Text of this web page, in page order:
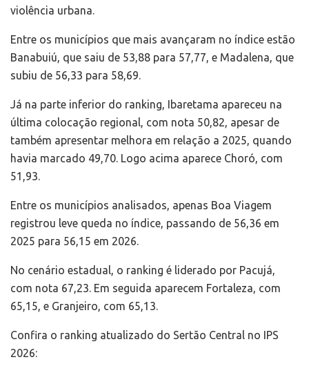
violência urbana.
Entre os municípios que mais avançaram no índice estão
Banabuiú, que saiu de 53,88 para 57,77, e Madalena, que
subiu de 56,33 para 58,69.
Já na parte inferior do ranking, Ibaretama apareceu na
última colocação regional, com nota 50,82, apesar de
também apresentar melhora em relação a 2025, quando
havia marcado 49,70. Logo acima aparece Choró, com
51,93.
Entre os municípios analisados, apenas Boa Viagem
registrou leve queda no índice, passando de 56,36 em
2025 para 56,15 em 2026.
No cenário estadual, o ranking é liderado por Pacujá,
com nota 67,23. Em seguida aparecem Fortaleza, com
65,15, e Granjeiro, com 65,13.
Confira o ranking atualizado do Sertão Central no IPS
2026: